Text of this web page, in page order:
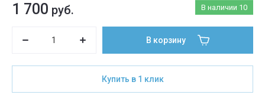
В наличии 10
1 700 руб.
В корзину
Купить в 1 клик